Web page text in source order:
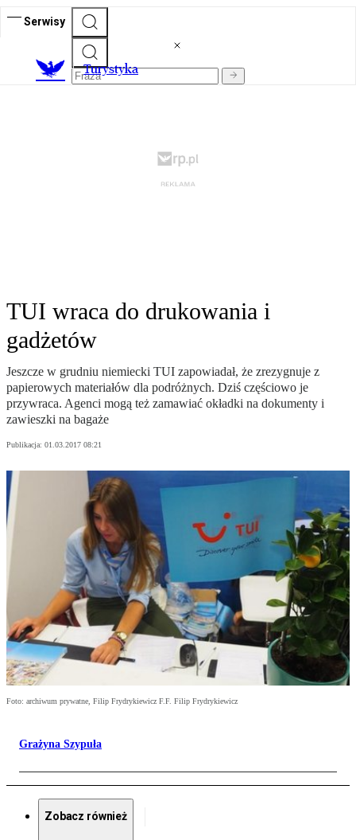
Serwisy
Turystyka
TUI wraca do drukowania i
gadżetów
Jeszcze w grudniu niemiecki TUI zapowiadał, że zrezygnuje z
papierowych materiałów dla podróżnych. Dziś częściowo je
przywraca. Agenci mogą też zamawiać okładki na dokumenty i
zawieszki na bagaże
Publikacja: 01.03.2017 08:21
Foto: archiwum prywatne, Filip Frydrykiewicz F.F. Filip Frydrykiewicz
Grażyna Szypuła
Zobacz również